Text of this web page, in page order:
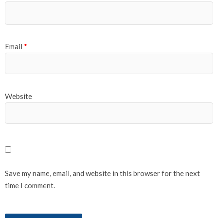
Email *
Website
Save my name, email, and website in this browser for the next
time I comment.